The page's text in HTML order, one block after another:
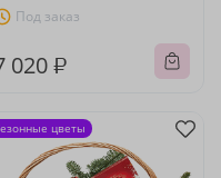
Под заказ
020 ₽
цветы